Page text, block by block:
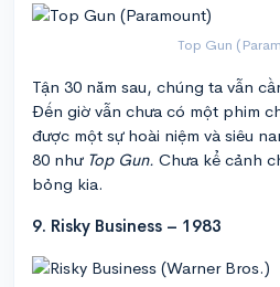
Top Gun
Tận 30 năm sau, chúng ta vẫn
Đến giờ vẫn chưa có một phim
được một sự hoài niệm và siêu
80 như Top Gun. Chưa kể cảnh
bỏng kia.
9. Risky Business – 1983